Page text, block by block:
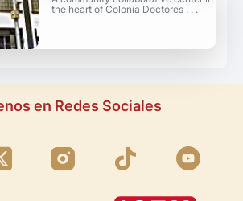
the heart of Colonia Doctores . . .
en Redes Sociales